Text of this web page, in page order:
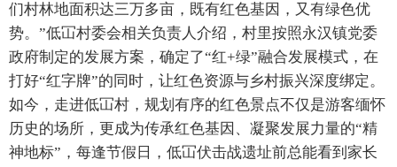
们村林地面积达三万多亩，既有红色基因，又有绿色优
势。”低冚村委会相关负责人介绍，村里按照永汉镇党委
政府制定的发展方案，确定了“红+绿”融合发展模式，在
打好“红字牌”的同时，让红色资源与乡村振兴深度绑定。
如今，走进低冚村，规划有序的红色景点不仅是游客缅怀
历史的场所，更成为传承红色基因、凝聚发展力量的“精
神地标”，每逢节假日，低冚伏击战遗址前总能看到家长